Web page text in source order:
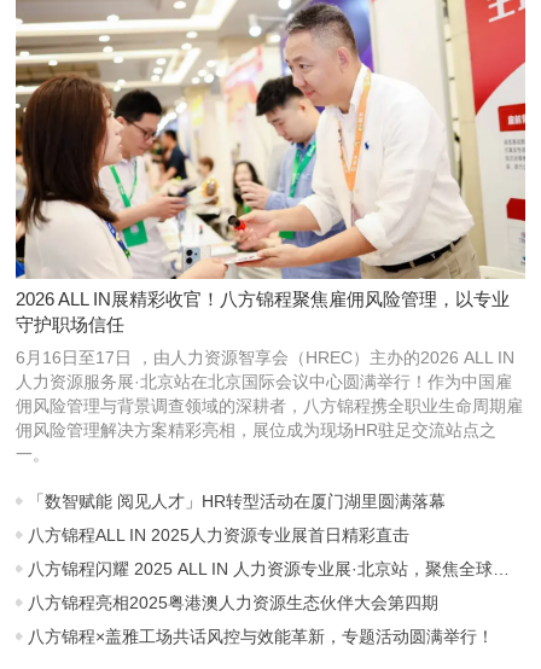
2026 ALL IN展精彩收官！八方锦程聚焦雇佣风险管理，以专业
守护职场信任
6月16日至17日 ，由人力资源智享会（HREC）主办的2026 ALL IN
人力资源服务展·北京站在北京国际会议中心圆满举行！作为中国雇
佣风险管理与背景调查领域的深耕者，八方锦程携全职业生命周期雇
佣风险管理解决方案精彩亮相，展位成为现场HR驻足交流站点之
一。
「数智赋能 阅见人才」HR转型活动在厦门湖里圆满落幕
八方锦程ALL IN 2025人力资源专业展首日精彩直击
八方锦程闪耀 2025 ALL IN 人力资源专业展·北京站，聚焦全球雇佣风险管理
八方锦程亮相2025粤港澳人力资源生态伙伴大会第四期
八方锦程×盖雅工场共话风控与效能革新，专题活动圆满举行！